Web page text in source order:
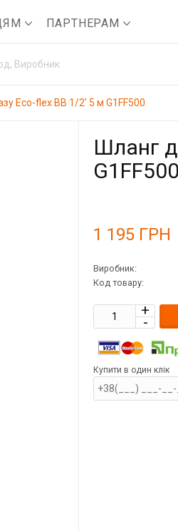
ПАРТНЕРАМ
Eco-flex ВВ 1/2' 5 м G1FF500
Шланг
G1FF500
1 195 ГРН
Виробник:
Код товару:
Купити в один клік